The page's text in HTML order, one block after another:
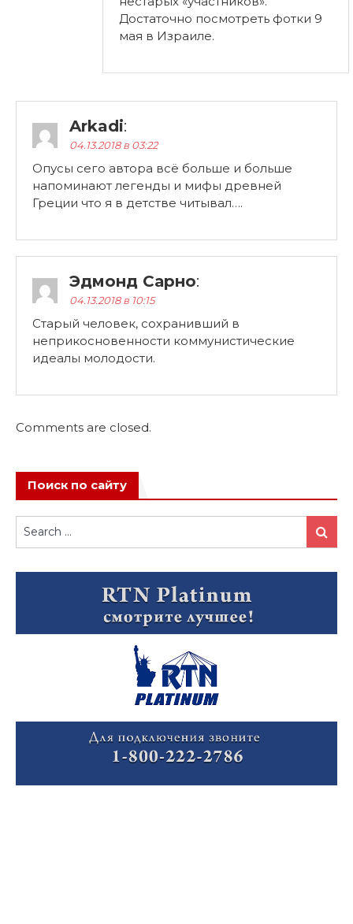
Достаточно посмотреть фотки 9
мая в Израиле.
Arkadi:
04.13.2018 в 03:22
Опусы сего автора всё больше и больше
напоминают легенды и мифы древней
Греции что я в детстве читывал….
Эдмонд Сарно:
04.13.2018 в 10:15
Старый человек, сохранивший в
неприкосновенности коммунистические
идеалы молодости.
Comments are closed.
Поиск по сайту
Search
for:
Search